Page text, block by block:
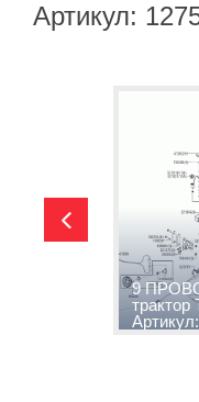
Артикул:
9
трактор